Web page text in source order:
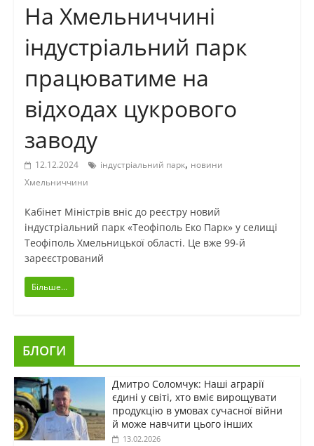
На Хмельниччині
індустріальний парк
працюватиме на
відходах цукрового
заводу
12.12.2024 індустріальний парк, новини
Хмельниччини
Кабінет Міністрів вніс до реєстру новий
індустріальний парк «Теофіполь Еко Парк» у селищі
Теофіполь Хмельницької області. Це вже 99-й
зареєстрований
Більше...
БЛОГИ
Дмитро Соломчук: Наші аграрії
єдині у світі, хто вміє вирощувати
продукцію в умовах сучасної війни
й може навчити цього інших
13.02.2026